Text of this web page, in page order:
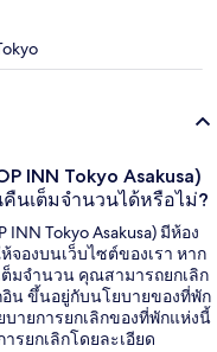
INN Tokyo Asakusa)
นเต็มจำนวนได้หรือไม่?
Tokyo Asakusa) มีห้อง
องบนเว็บไซต์ของเรา หาก
มจำนวน คุณสามารถยกเลิก
น ขึ้นอยู่กับนโยบายของที่พัก
ายการยกเลิกของที่พักแห่งนี้
รยกเลิกโดยละเอียด